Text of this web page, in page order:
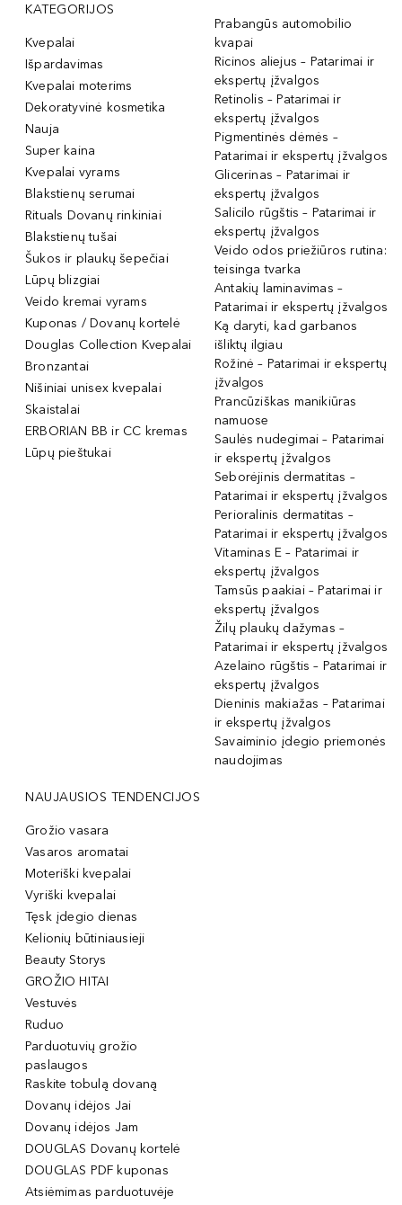
KATEGORIJOS
Kvepalai
Išpardavimas
Kvepalai moterims
Dekoratyvinė kosmetika
Nauja
Super kaina
Kvepalai vyrams
Blakstienų serumai
Rituals Dovanų rinkiniai
Blakstienų tušai
Šukos ir plaukų šepečiai
Lūpų blizgiai
Veido kremai vyrams
Kuponas / Dovanų kortelė
Douglas Collection Kvepalai
Bronzantai
Nišiniai unisex kvepalai
Skaistalai
ERBORIAN BB ir CC kremas
Lūpų pieštukai
Prabangūs automobilio
kvapai
Ricinos aliejus – Patarimai ir
ekspertų įžvalgos
Retinolis – Patarimai ir
ekspertų įžvalgos
Pigmentinės dėmės –
Patarimai ir ekspertų įžvalgos
Glicerinas – Patarimai ir
ekspertų įžvalgos
Salicilo rūgštis – Patarimai ir
ekspertų įžvalgos
Veido odos priežiūros rutina:
teisinga tvarka
Antakių laminavimas –
Patarimai ir ekspertų įžvalgos
Ką daryti, kad garbanos
išliktų ilgiau
Rožinė – Patarimai ir ekspertų
įžvalgos
Prancūziškas manikiūras
namuose
Saulės nudegimai – Patarimai
ir ekspertų įžvalgos
Seborėjinis dermatitas –
Patarimai ir ekspertų įžvalgos
Perioralinis dermatitas –
Patarimai ir ekspertų įžvalgos
Vitaminas E – Patarimai ir
ekspertų įžvalgos
Tamsūs paakiai – Patarimai ir
ekspertų įžvalgos
Žilų plaukų dažymas –
Patarimai ir ekspertų įžvalgos
Azelaino rūgštis – Patarimai ir
ekspertų įžvalgos
Dieninis makiažas – Patarimai
ir ekspertų įžvalgos
Savaiminio įdegio priemonės
naudojimas
NAUJAUSIOS TENDENCIJOS
Grožio vasara
Vasaros aromatai
Moteriški kvepalai
Vyriški kvepalai
Tęsk įdegio dienas
Kelionių būtiniausieji
Beauty Storys
GROŽIO HITAI
Vestuvės
Ruduo
Parduotuvių grožio
paslaugos
Raskite tobulą dovaną
Dovanų idėjos Jai
Dovanų idėjos Jam
DOUGLAS Dovanų kortelė
DOUGLAS PDF kuponas
Atsiėmimas parduotuvėje